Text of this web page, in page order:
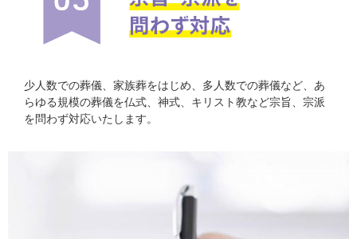
少人数での葬儀、家族葬をはじめ、多人数での葬儀など、あ
らゆる規模の葬儀を仏式、神式、キリスト教など宗旨、宗派
を問わず対応いたします。